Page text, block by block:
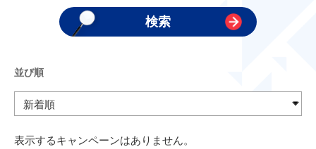
並び順
表示するキャンペーンはありません。